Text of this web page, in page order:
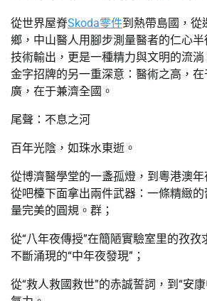
從世界屋脊Skoda零件到熱帶島國，從
鄉，中山醫人用腳步測量醫者的仁心
技術輸出，更是一種精力與文明的流淌
金字招牌的另一重深意：醫術之高，
廣，在于兼濟全國。
尾聲：不息之河
百年光陰，如珠水東逝。
從博濟醫學堂的一盞孤燈，到粵港澳
從吧檯下面拿出兩件武器：一條精緻的
量完美的圓規。群；
從“八年夜傳授”在簡陋實驗室里的孜孜
不斷涌現的“中年夜發現”；
從“救人救國救世”的赤誠誓詞，到“安